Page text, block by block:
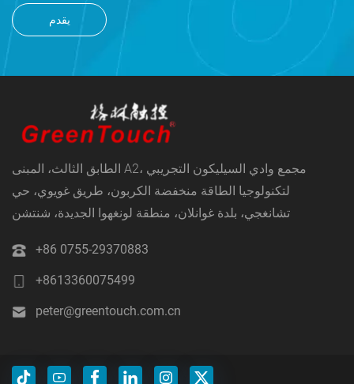
يقدم
الطابق الثالث، المبنى A2، مجمع وادي السيليكون التجريبي
لتكنولوجيا الطاقة منخفضة الكربون، طريق غويوي، حي
تشانغجي، بلدة غوانلان، منطقة لونغهوا الجديدة، شنتشن
+86 0755-29370883
+8613360075499
peter@greentouch.com.cn